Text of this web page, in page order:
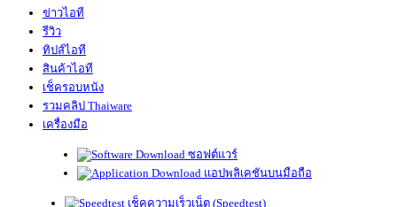
ข่าวไอที
รีวิว
ทิปส์ไอที
สินค้าไอที
เช็ครอบหนัง
รวมคลิป Thaiware
เครื่องมือ
ซอฟต์แวร์
แอปพลิเคชันบนมือถือ
เช็คความเร็วเน็ต (Speedtest)